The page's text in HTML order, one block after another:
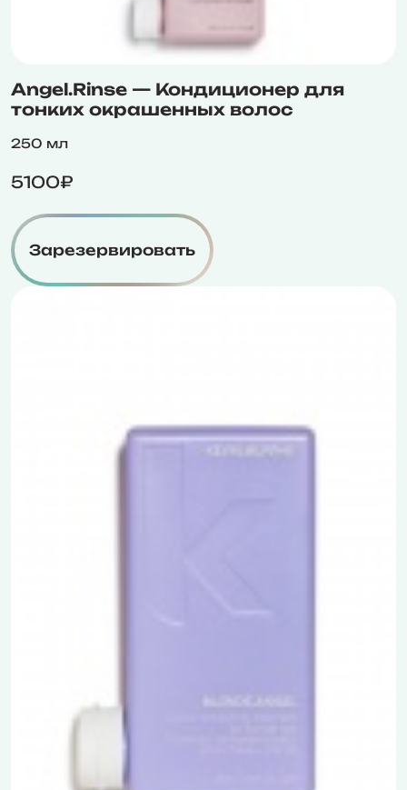
Angel.Rinse — Кондиционер для
тонких окрашенных волос
250 мл
5100₽
Зарезервировать